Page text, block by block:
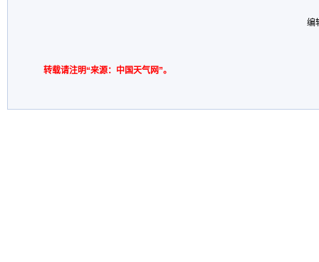
编
转载请注明“来源：中国天气网”。